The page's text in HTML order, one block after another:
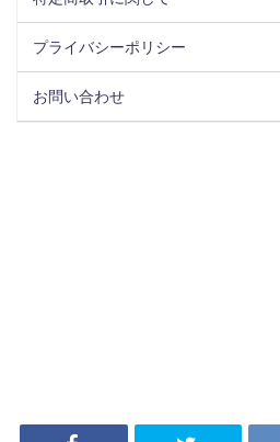
プライバシーポリシー
お問い合わせ